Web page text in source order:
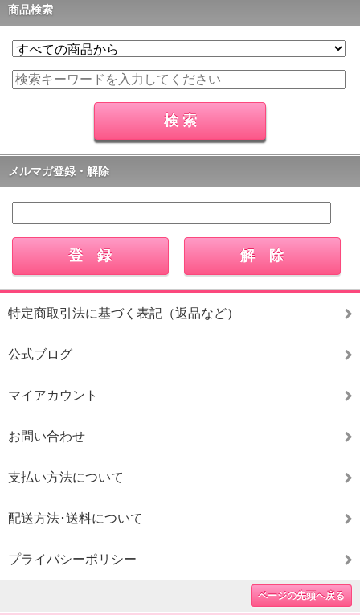
商品検索
メルマガ登録・解除
特定商取引法に基づく表記（返品など）
公式ブログ
マイアカウント
お問い合わせ
支払い方法について
配送方法･送料について
プライバシーポリシー
ページの先頭へ戻る